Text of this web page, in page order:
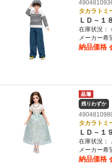
タカラトミ
ＬＤ－
在庫状況：
メーカー希
納品価格
残りわずか
タカラトミ
ＬＤ－１
在庫状況：
メーカー希
納品価格